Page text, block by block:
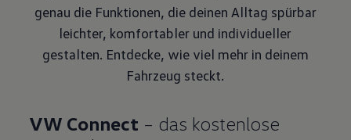
genau die Funktionen, die deinen Alltag spürbar
leichter, komfortabler und individueller
gestalten. Entdecke, wie viel mehr in deinem
Fahrzeug steckt.
VW Connect – das kostenlose